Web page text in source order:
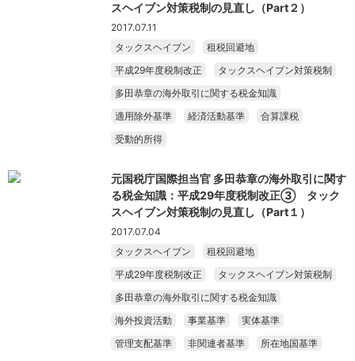
スヘイブン対策税制の見直し（Part２）
2017.07.11
タックスヘイブン
租税回避地
平成29年度税制改正
タックスヘイブン対策税制
多田恭章の海外取引に関する税金知識
適用除外基準
経済活動基準
合算課税
受動的所得
元国税庁国際担当官 多田恭章の海外取引に関す
る税金知識：平成29年度税制改正③ タック
スヘイブン対策税制の見直し（Part１）
2017.07.04
タックスヘイブン
租税回避地
平成29年度税制改正
タックスヘイブン対策税制
多田恭章の海外取引に関する税金知識
海外投資活動
事業基準
実体基準
管理支配基準
非関連者基準 所在地国基準